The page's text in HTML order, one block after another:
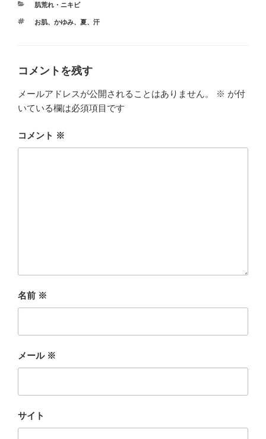
カ
ゴ
肌荒れ・ニキビ
タ
お肌、 かゆみ、 夏、 汗
コメントを残す
メールアドレスが公開されることはありません。 ※ が付
いている欄は必須項目です
コメント ※
名前 ※
メール ※
サイト